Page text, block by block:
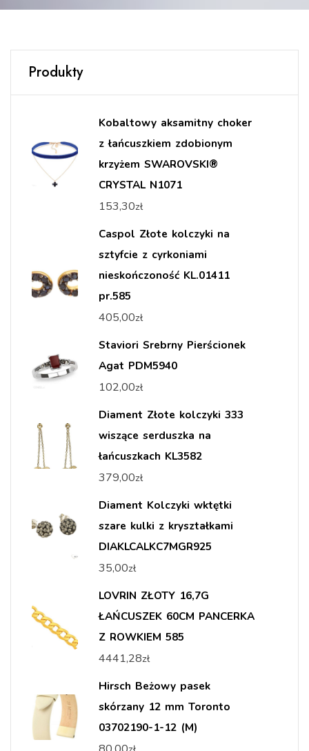
Produkty
Kobaltowy aksamitny choker
z łańcuszkiem zdobionym
krzyżem SWAROVSKI®
CRYSTAL N1071
153,30zł
Caspol Złote kolczyki na
sztyfcie z cyrkoniami
nieskończoność KL.01411
pr.585
405,00zł
Staviori Srebrny Pierścionek
Agat PDM5940
102,00zł
Diament Złote kolczyki 333
wiszące serduszka na
łańcuszkach KL3582
379,00zł
Diament Kolczyki wktętki
szare kulki z kryształkami
DIAKLCALKC7MGR925
35,00zł
LOVRIN ZŁOTY 16,7G
ŁAŃCUSZEK 60CM PANCERKA
Z ROWKIEM 585
4441,28zł
Hirsch Beżowy pasek
skórzany 12 mm Toronto
03702190-1-12 (M)